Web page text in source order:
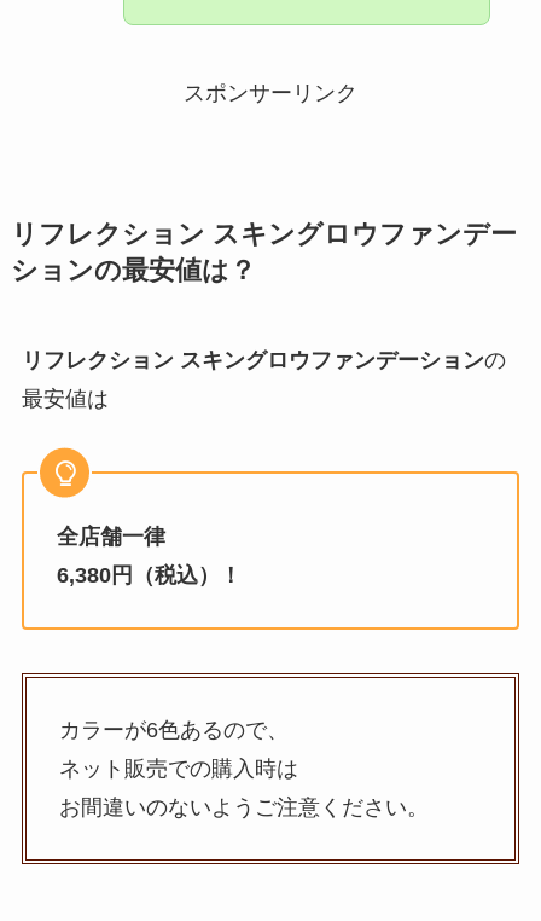
スポンサーリンク
リフレクション スキングロウファンデー
ションの最安値は？
リフレクション スキングロウファンデーションの
最安値は
全店舗一律
6,380円（税込）！
カラーが6色あるので、
ネット販売での購入時は
お間違いのないようご注意ください。